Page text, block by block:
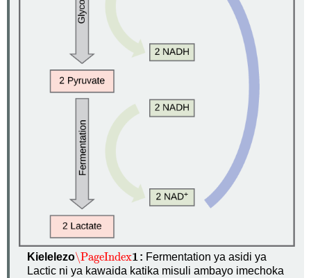
Kielelezo\PageIndex1
\PageIndex1 : Fermentation ya asidi ya
Lactic ni ya kawaida katika misuli ambayo imechoka